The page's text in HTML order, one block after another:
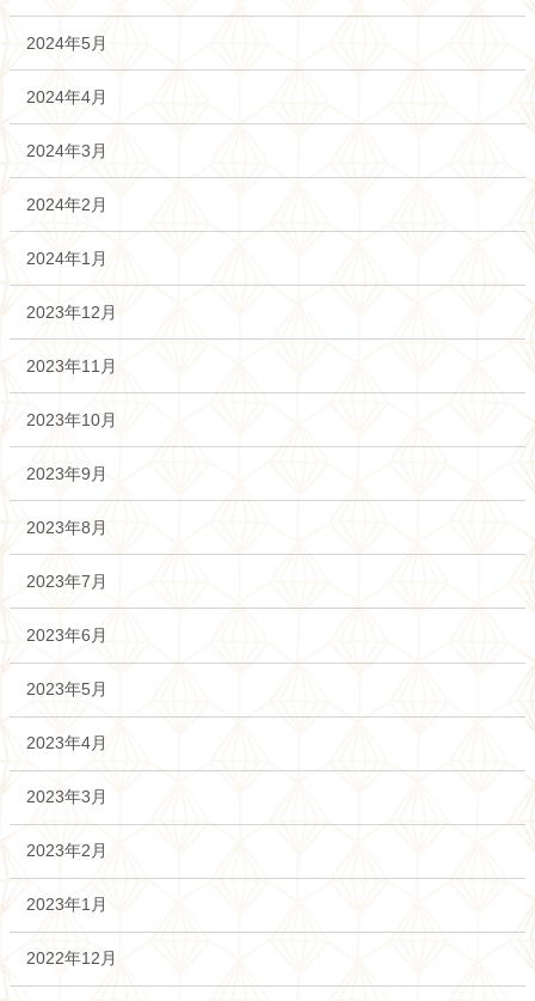
2024年5月
2024年4月
2024年3月
2024年2月
2024年1月
2023年12月
2023年11月
2023年10月
2023年9月
2023年8月
2023年7月
2023年6月
2023年5月
2023年4月
2023年3月
2023年2月
2023年1月
2022年12月